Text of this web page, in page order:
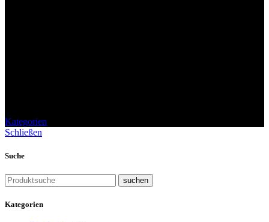
Kategorien
Schließen
Suche
suchen
Kategorien